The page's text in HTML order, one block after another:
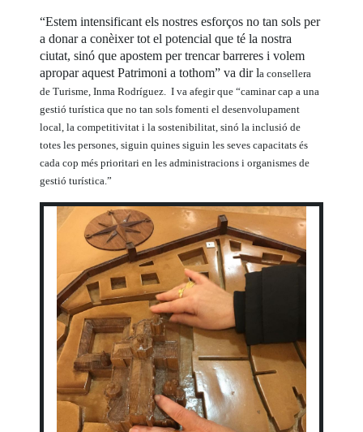
“Estem intensificant els nostres esforços no tan sols per
a donar a conèixer tot el potencial que té la nostra
ciutat, sinó que apostem per trencar barreres i volem
apropar aquest Patrimoni a tothom” va dir la consellera
de Turisme, Inma Rodríguez. I va afegir que “caminar cap a una
gestió turística que no tan sols fomenti el desenvolupament
local, la competitivitat i la sostenibilitat, sinó la inclusió de
totes les persones, siguin quines siguin les seves capacitats és
cada cop més prioritari en les administracions i organismes de
gestió turística.”